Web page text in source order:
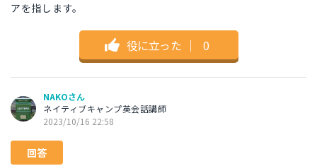
アを指します。
役に立った ｜ 0
NAKOさん
ネイティブキャンプ英会話講師
2023/10/16 22:58
回答